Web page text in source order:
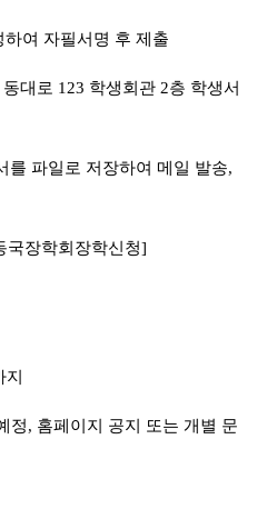
하여 자필서명 후 제출
대로 123 학생회관 2층 학생서
를 파일로 저장하여 메일 발송,
국장학회장학신청]
지
정, 홈페이지 공지 또는 개별 문